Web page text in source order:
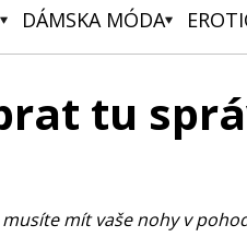
DÁMSKA MÓDA
tu
mít vaše nohy v